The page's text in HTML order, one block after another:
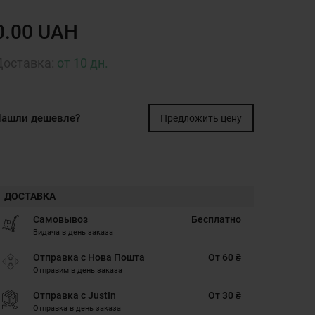
UAH
от 10 дн.
дешевле? Предложить цену
ДОСТАВКА
Самовывоз
Видача в день заказа
Бесплатно
Отправка с Нова Пошта
Отправим в день заказа
От 60 ₴
Отправка с JustIn
Отправка в день заказа
От 30 ₴